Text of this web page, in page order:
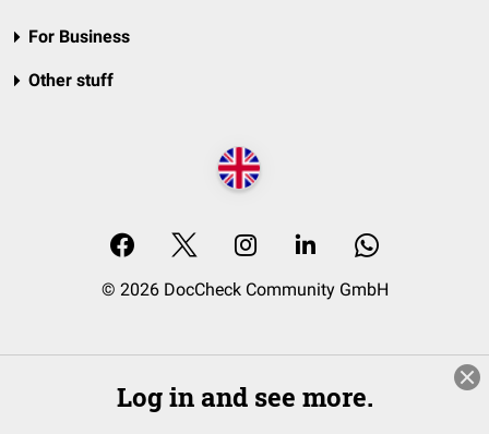
For Business
Other stuff
© 2026 DocCheck Community GmbH
Log in and see more.